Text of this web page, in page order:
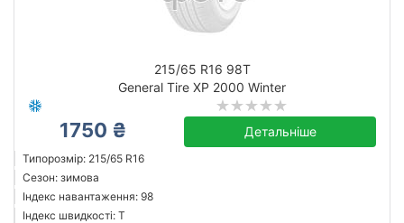
215/65 R16 98T
General Tire XP 2000 Winter
1750 ₴ Детальніше
Типорозмір: 215/65 R16
Сезон: зимова
Індекс навантаження: 98
Індекс швидкості: T